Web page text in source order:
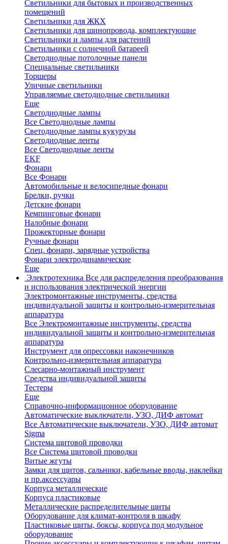
Светильники для бытовых и производственных
помещений
Светильники для ЖКХ
Светильники для шинопровода, комплектующие
Светильники и лампы для растений
Светильники с солнечной батареей
Светодиодные потолочные панели
Специальные светильники
Торшеры
Уличные светильники
Управляемые светодиодные светильники
Еще
Светодиодные лампы
Все Светодиодные лампы
Светодиодные лампы кукурузы
Светодиодные ленты
Все Светодиодные ленты
EKF
Фонари
Все Фонари
Автомобильные и велосипедные фонари
Брелки, ручки
Детские фонари
Кемпинговые фонари
Налобные фонари
Прожекторные фонари
Ручные фонари
Спец. фонари, зарядные устройства
Фонари электродинамические
Еще
Электротехника Все для распределения преобразования
и использования электрической энергии
Электромонтажные инструменты, средства
индивидуальной защиты и контрольно-измерительная
аппаратура
Все Электромонтажные инструменты, средства
индивидуальной защиты и контрольно-измерительная
аппаратура
Инструмент для опрессовки наконечников
Контрольно-измерительная аппаратура
Слесарно-монтажный инструмент
Средства индивидуальной защиты
Тестеры
Еще
Справочно-информационное оборудование
Автоматические выключатели, УЗО, ДИФ автомат
Все Автоматические выключатели, УЗО, ДИФ автомат
Sigma
Система щитовой проводки
Все Система щитовой проводки
Витые жгуты
Замки для щитов, сальники, кабельные вводы, наклейки
и пр.аксессуары
Корпуса металлические
Корпуса пластиковые
Металлические распределительные щиты
Оборудование для климат-контроля в шкафу
Пластиковые щиты, боксы, корпуса под модульное
оборудование